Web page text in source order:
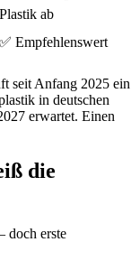
Plastik ab
✅ Empfehlenswert
seit Anfang 2025 ein
in deutschen
erwartet. Einen
die
doch erste